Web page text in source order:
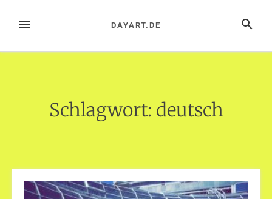
InhaltMENÜ SUCHE
DAYART.DE
Schlagwort: deutsch